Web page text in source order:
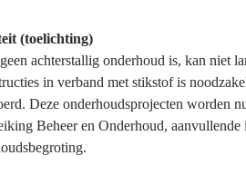
(toelichting)
achterstallig onderhoud is, kan niet
in verband met stikstof is
Deze onderhoudsprojecten worden
Beheer en Onderhoud,